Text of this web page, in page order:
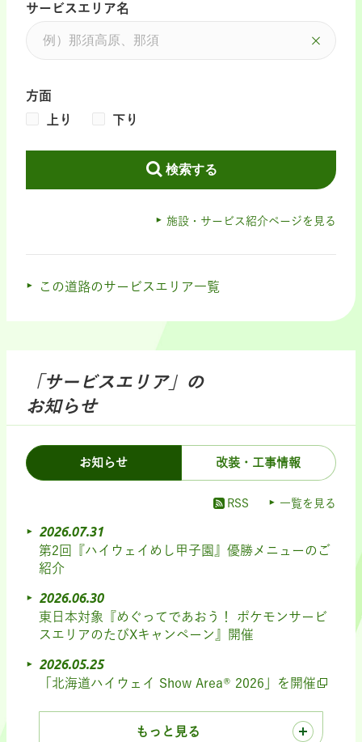
サービスエリア名
方面
上り
下り
検索する
施設・サービス紹介ページを見る
この道路のサービスエリア一覧
「サービスエリア」の
お知らせ
お知らせ 改装・工事情報
RSS 一覧を見る
2026.07.31
第2回『ハイウェイめし甲子園』優勝メニューのご
紹介
2026.06.30
東日本対象『めぐってであおう！ ポケモンサービ
スエリアのたびXキャンペーン』開催
2026.05.25
「北海道ハイウェイ Show Area® 2026」を開催
もっと見る